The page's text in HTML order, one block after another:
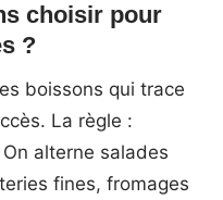
choisir pour
?
boissons qui trace
La règle :
alterne salades
fines, fromages